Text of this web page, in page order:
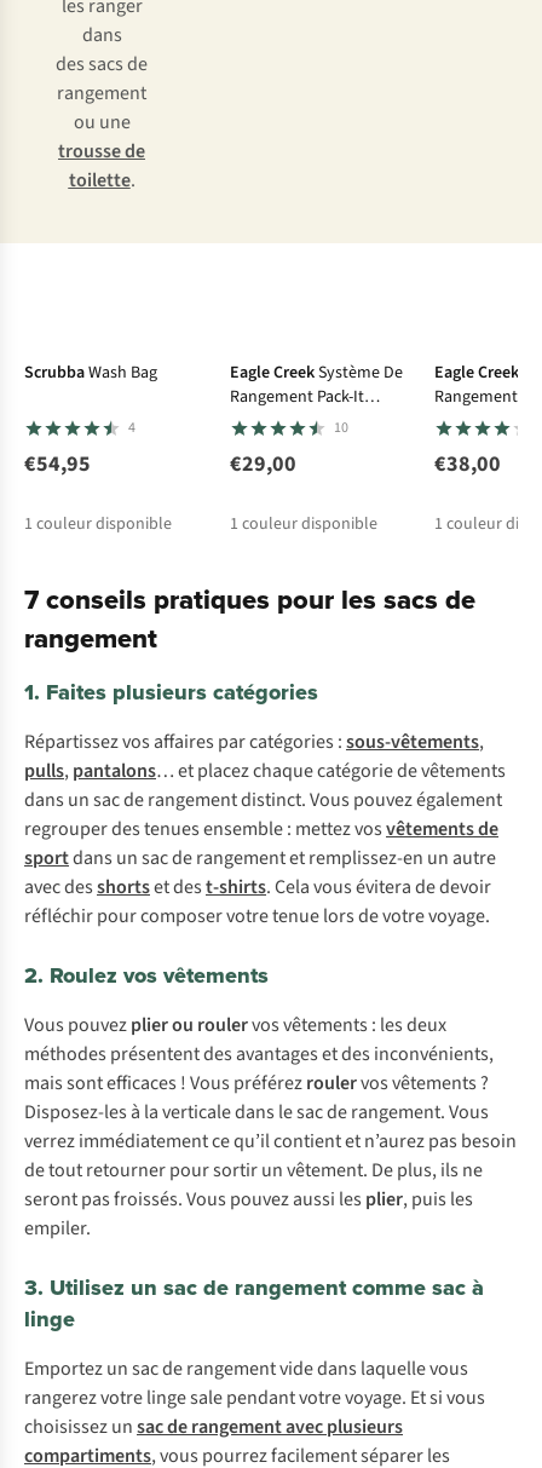
les ranger
dans
des sacs de
rangement
ou une
trousse de
toilette.
ScrubbaWash Bag
4
€54,95
1 couleur disponible
Eagle CreekSystème De
Rangement Pack-It
Isolate Compression
10
€29,00
1 couleur disponible
Eagle Creek
Rangement
Compression
€38,00
1 couleur
7 conseils pratiques pour les sacs de
rangement
1. Faites plusieurs catégories
Répartissez vos affaires par catégories :sous-vêtements,
pulls,pantalons… et placez chaque catégorie de vêtements
dans un sac de rangement distinct. Vous pouvez également
regrouper des tenues ensemble : mettez vosvêtements de
sportdans un sac de rangement et remplissez-en un autre
avec desshortset dest-shirts. Cela vous évitera de devoir
réfléchir pour composer votre tenue lors de votre voyage.
2. Roulez vos vêtements
Vous pouvezplier ou roulervos vêtements : les deux
méthodes présentent des avantages et des inconvénients,
mais sont efficaces ! Vous préférezroulervos vêtements ?
Disposez-les à la verticale dans le sac de rangement. Vous
verrez immédiatement ce qu’il contient et n’aurez pas besoin
de tout retourner pour sortir un vêtement. De plus, ils ne
seront pas froissés. Vous pouvez aussi les plier, puis les
empiler.
3. Utilisez un sac de rangement comme sac à
linge
Emportez un sac de rangement vide dans laquelle vous
rangerez votre linge sale pendant votre voyage. Et si vous
choisissez unsac de rangement avec plusieurs
compartiments, vous pourrez facilement séparer les